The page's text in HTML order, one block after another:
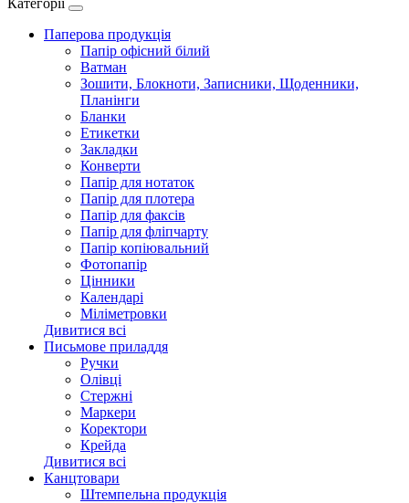
Категорії
Паперова продукція
Папір офісний білий
Ватман
Зошити, Блокноти, Записники, Щоденники,
Планінги
Бланки
Етикетки
Закладки
Конверти
Папір для нотаток
Папір для плотера
Папір для факсів
Папір для фліпчарту
Папір копіювальний
Фотопапір
Цінники
Календарі
Міліметровки
Дивитися всі
Письмове приладдя
Ручки
Олівці
Стержні
Маркери
Коректори
Крейда
Дивитися всі
Канцтовари
Штемпельна продукція